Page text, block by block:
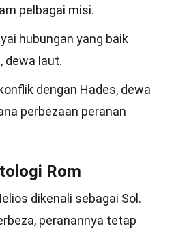
pelbagai misi.
hubungan yang baik
dewa laut.
dengan Hades, dewa
perbezaan peranan
Rom
dikenali sebagai Sol.
peranannya tetap